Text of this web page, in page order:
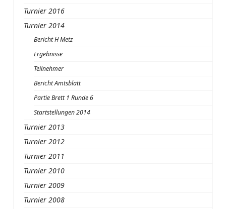
Turnier 2016
Turnier 2014
Bericht H Metz
Ergebnisse
Teilnehmer
Bericht Amtsblatt
Partie Brett 1 Runde 6
Startstellungen 2014
Turnier 2013
Turnier 2012
Turnier 2011
Turnier 2010
Turnier 2009
Turnier 2008